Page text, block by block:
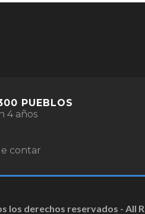
PUEBLOS
4 años
contar
los derechos reservados - All